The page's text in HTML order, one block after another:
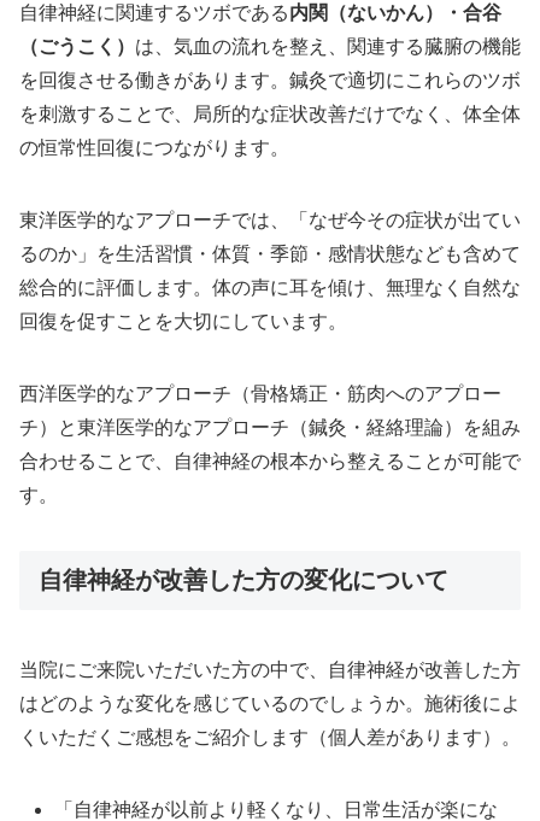
自律神経に関連するツボである内関（ないかん）・合谷
（ごうこく） は、気血の流れを整え、関連する臓腑の機能
を回復させる働きがあります。鍼灸で適切にこれらのツボ
を刺激することで、局所的な症状改善だけでなく、体全体
の恒常性回復につながります。
東洋医学的なアプローチでは、「なぜ今その症状が出てい
るのか」を生活習慣・体質・季節・感情状態なども含めて
総合的に評価します。体の声に耳を傾け、無理なく自然な
回復を促すことを大切にしています。
西洋医学的なアプローチ（骨格矯正・筋肉へのアプロー
チ）と東洋医学的なアプローチ（鍼灸・経絡理論）を組み
合わせることで、自律神経の根本から整えることが可能で
す。
自律神経が改善した方の変化について
当院にご来院いただいた方の中で、自律神経が改善した方
はどのような変化を感じているのでしょうか。施術後によ
くいただくご感想をご紹介します（個人差があります）。
「自律神経が以前より軽くなり、日常生活が楽にな